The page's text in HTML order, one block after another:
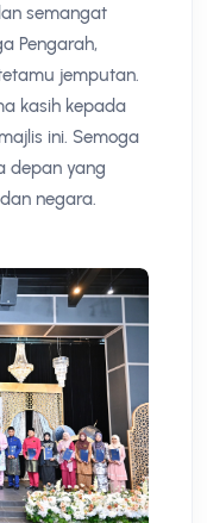
semangat
Pengarah,
jemputan.
kasih kepada
ini. Semoga
depan yang
negara.